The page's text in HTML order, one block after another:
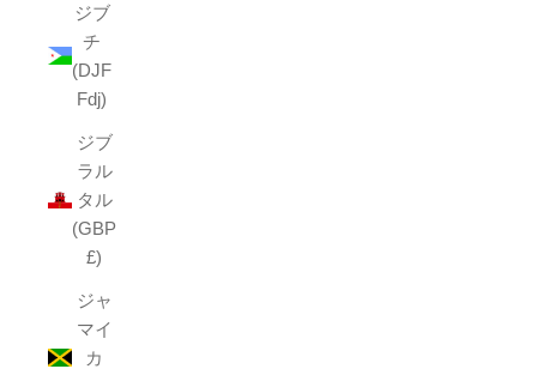
ジブ
チ
(DJF
Fdj)
ジブ
ラル
タル
(GBP
£)
ジャ
マイ
カ